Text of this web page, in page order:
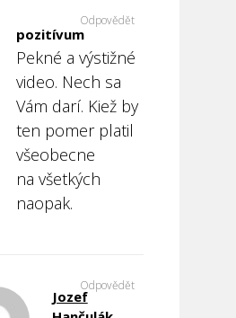
pozitívum
Pekné a výstižné
video. Nech sa
Vám darí. Kiež by
ten pomer platil
všeobecne
na všetkých
naopak.
Odpovědět
Jozef
Odpovědět